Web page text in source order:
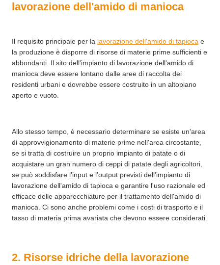
lavorazione dell'amido di manioca
Il requisito principale per la lavorazione dell'amido di tapioca e
la produzione è disporre di risorse di materie prime sufficienti e
abbondanti. Il sito dell'impianto di lavorazione dell'amido di
manioca deve essere lontano dalle aree di raccolta dei
residenti urbani e dovrebbe essere costruito in un altopiano
aperto e vuoto.
Allo stesso tempo, è necessario determinare se esiste un'area
di approvvigionamento di materie prime nell'area circostante,
se si tratta di costruire un proprio impianto di patate o di
acquistare un gran numero di ceppi di patate degli agricoltori,
se può soddisfare l'input e l'output previsti dell'impianto di
lavorazione dell'amido di tapioca e garantire l'uso razionale ed
efficace delle apparecchiature per il trattamento dell'amido di
manioca. Ci sono anche problemi come i costi di trasporto e il
tasso di materia prima avariata che devono essere considerati.
2. Risorse idriche della lavorazione